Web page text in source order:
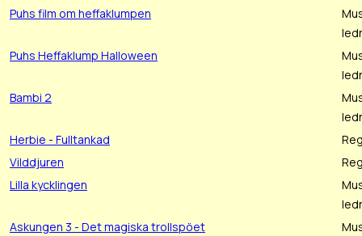
Puhs film om heffaklumpen
Puhs Heffaklump Halloween
Bambi 2
Herbie - Fulltankad
Vilddjuren
Lilla kycklingen
Askungen 3 - Det magiska trollspöet